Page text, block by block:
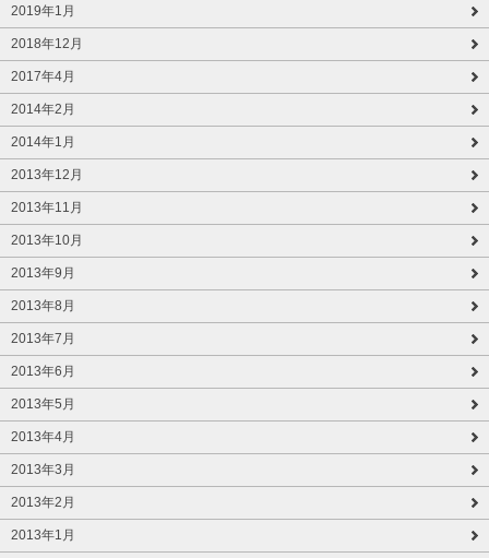
2019年1月
2018年12月
2017年4月
2014年2月
2014年1月
2013年12月
2013年11月
2013年10月
2013年9月
2013年8月
2013年7月
2013年6月
2013年5月
2013年4月
2013年3月
2013年2月
2013年1月